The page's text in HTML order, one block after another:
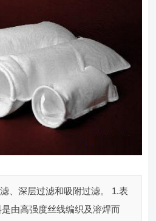
、深层过滤和吸附过滤。 1.表
由高强度丝线编织及溶焊而